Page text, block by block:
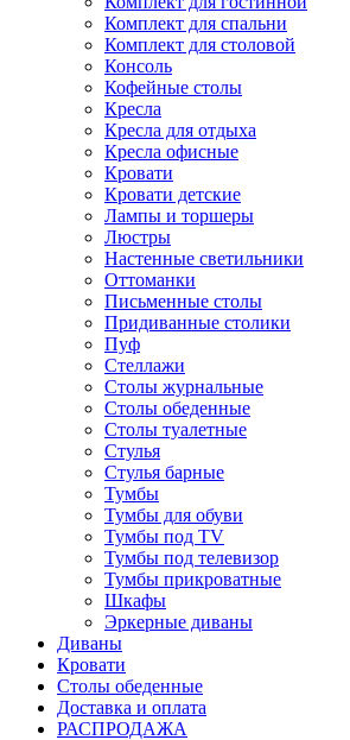
Комплект для спальни
Комплект для столовой
Консоль
Кофейные столы
Кресла
Кресла для отдыха
Кресла офисные
Кровати
Кровати детские
Лампы и торшеры
Люстры
Настенные светильники
Оттоманки
Письменные столы
Придиванные столики
Пуф
Стеллажи
Столы журнальные
Столы обеденные
Столы туалетные
Стулья
Стулья барные
Тумбы
Тумбы для обуви
Тумбы под TV
Тумбы под телевизор
Тумбы прикроватные
Шкафы
Эркерные диваны
Диваны
Кровати
Столы обеденные
Доставка и оплата
РАСПРОДАЖА